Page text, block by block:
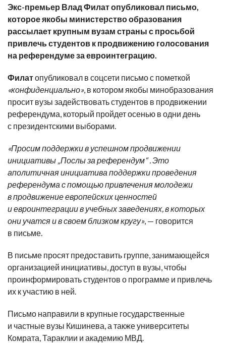
Экс-премьер Влад Филат опубликовал письмо,
которое якобы министерство образования
рассылает крупным вузам страны с просьбой
привлечь студентов к продвижению голосования
на референдуме за евроинтеграцию.
Филатопубликовал в соцсети письмо с пометкой
«конфиденциально», в котором якобы минобразования
просит вузы задействовать студентов в продвижении
референдума, который пройдет осенью в одни день
с президентскими выборами.
«Просим поддержки в успешном продвижении
инициативы „Послы за референдум“ . Это
аполитичная инициатива поддержки проведения
референдума с помощью привлечения молодежи
в продвижение европейских ценностей
и евроинтеграции в учебных заведениях, в которых
они учатся и в своем близком кругу», — говорится
в письме.
В письме просят предоставить группе, занимающейся
организацией инициативы, доступ в вузы, чтобы
проинформировать студентов о программе и привлечь
их к участию в ней.
Письмо направили в крупные государственные
и частные вузы Кишинева, а также университеты
Комрата, Тараклии и академию МВД.